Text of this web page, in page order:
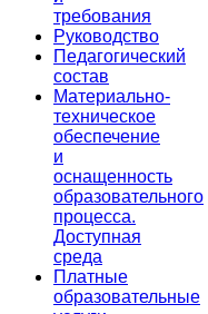
требования
Руководство
Педагогический
состав
Материально-
техническое
обеспечение
и
оснащенность
образовательного
процесса.
Доступная
среда
Платные
образовательные